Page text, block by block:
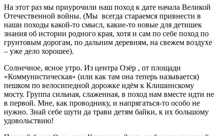
На этот раз мы приурочили наш поход к дате начала Великой
Отечественной войны. (Мы всегда стараемся привнести в
наши походы какой-то смысл, какие-то новые для детишек
знания об истории родного края, хотя и сам по себе поход по
грунтовым дорогам, по дальним деревням, на свежем воздухе
– уже дело хорошее).
Солнечное, ясное утро. Из центра Озёр , от площади
«Коммунистическая» (или как там она теперь называется)
пешком по велосипедной дорожке идём к Клишинскому
мосту. Группа сильная, слаженная, в поход нам вместе идти не
в первой. Мне, как проводнику, и напрягаться-то особо не
нужно. Знай себе шути да трави детям байки, к их большому
удовольствию!